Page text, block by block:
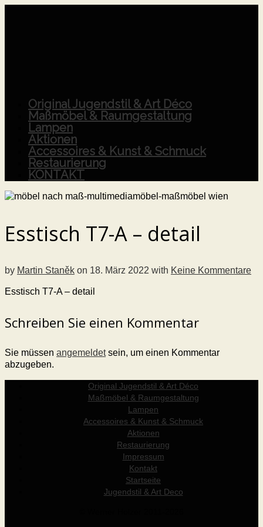
Original Jugendstil & Art Déco
Maßmöbel & Raumgestaltung
Lampen
Aktionen
Accessoires & Kunst & Schmuck
Restaurierung
KONTAKT
Esstisch T7-A – detail
by Martin Staněk on 18. März 2022 with Keine Kommentare
Esstisch T7-A – detail
Schreiben Sie einen Kommentar
Sie müssen angemeldetsein, um einen Kommentar
abzugeben.
Original Jugendstil & Art Déco
Maßmöbel & Raumgestaltung
Lampen
Accessoires & Kunst & Schmuck
Aktionen
Restaurierung
Impressum
Kontakt
Startseite
Jugendstil & Art Deco